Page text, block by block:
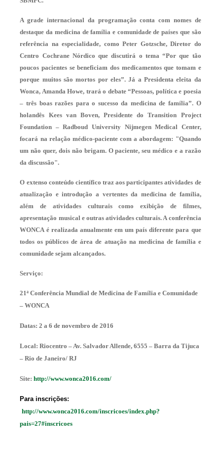
A grade internacional da programação conta com nomes de
destaque da medicina de família e comunidade de países que são
referência na especialidade, como Peter Gotzsche, Diretor do
Centro Cochrane Nórdico que discutirá o tema “Por que tão
poucos pacientes se beneficiam dos medicamentos que tomam e
porque muitos são mortos por eles”. Já a Presidenta eleita da
Wonca, Amanda Howe, trará o debate “Pessoas, política e poesia
– três boas razões para o sucesso da medicina de família”. O
holandês Kees van Boven, Presidente do Transition Project
Foundation – Radboud University Nijmegen Medical Center,
focará na relação médico-paciente com a abordagem: "Quando
um não quer, dois não brigam. O paciente, seu médico e a razão
da discussão".
O extenso conteúdo científico traz aos participantes atividades de
atualização e introdução a vertentes da medicina de família,
além de atividades culturais como exibição de filmes,
apresentação musical e outras atividades culturais. A conferência
WONCA é realizada anualmente em um país diferente para que
todos os públicos de área de atuação na medicina de família e
comunidade sejam alcançados.
Serviço:
21ª Conferência Mundial de Medicina de Família e Comunidade
– WONCA
Datas: 2 a 6 de novembro de 2016
Local: Riocentro – Av. Salvador Allende, 6555 – Barra da Tijuca
– Rio de Janeiro/ RJ
Site:http://www.wonca2016.com/
Para inscrições:
http://www.wonca2016.com/inscricoes/index.php?
pais=27#inscricoes